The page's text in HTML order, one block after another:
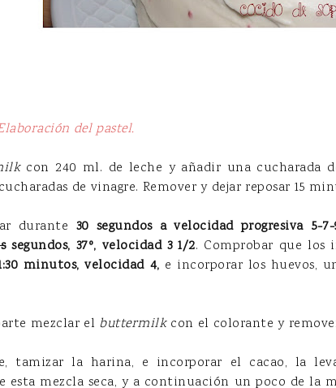
del pastel.
con 240 ml. de leche y añadir una cucharada
de vinagre. Remover y dejar reposar 15
durante 30 segundos a velocidad progresiva 5-7-
segundos, 37º, velocidad 3 1/2. Comprobar que los
:30 minutos, velocidad 4, e incorporar los huevos,
mezclar el buttermilkcon el colorante y
tamizar la harina, e incorporar el cacao, la
esta mezcla seca, y a continuación un poco de la